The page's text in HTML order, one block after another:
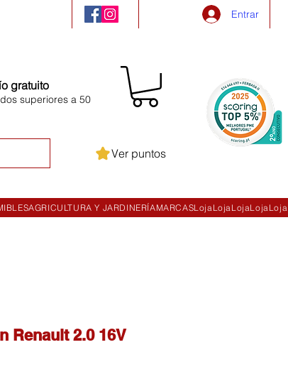
Entrar
gratuito
superiores a 50
Ver puntos
AGRICULTURA Y JARDINERÍAMARCASLojaLojaLojaLojaLoja
Renault 2.0 16V